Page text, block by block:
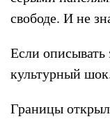
свободе. И не
Если
культурный
Границы